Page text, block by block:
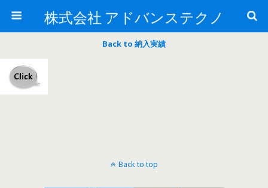
株式会社 アドバンステクノ
Back to 納入実績
Back to top